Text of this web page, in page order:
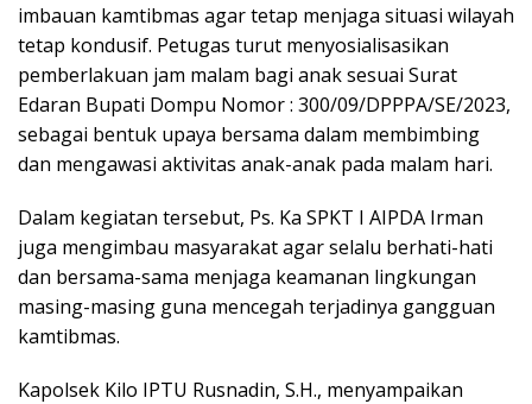
imbauan kamtibmas agar tetap menjaga situasi wilayah
tetap kondusif. Petugas turut menyosialisasikan
pemberlakuan jam malam bagi anak sesuai Surat
Edaran Bupati Dompu Nomor : 300/09/DPPPA/SE/2023,
sebagai bentuk upaya bersama dalam membimbing
dan mengawasi aktivitas anak-anak pada malam hari.
Dalam kegiatan tersebut, Ps. Ka SPKT I AIPDA Irman
juga mengimbau masyarakat agar selalu berhati-hati
dan bersama-sama menjaga keamanan lingkungan
masing-masing guna mencegah terjadinya gangguan
kamtibmas.
Kapolsek Kilo IPTU Rusnadin, S.H., menyampaikan